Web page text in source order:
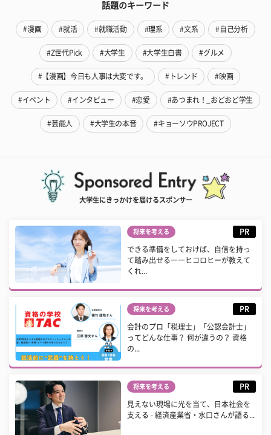
話題のキーワード
#漫画 #就活 #就職活動 #理系 #文系 #自己分析
#Z世代Pick #大学生 #大学生白書 #グルメ
#【漫画】今日も人事は大変です。 #トレンド #映画
#イベント #インタビュー #恋愛 #あつまれ！_おどおど学生
#芸能人 #大学生の本音 #キョーソウPROJECT
大学生にきっかけを届けるスポンサー
将来を考える PR
できる準備をしておけば、自信を持っ
て踏み出せる――ヒコロヒーが教えて
くれ...
将来を考える PR
会計のプロ「税理士」「公認会計士」
ってどんな仕事？ 何が違うの？ 資格
の...
将来を考える PR
見えない現場に光を当て、日本社会を
支える - 経済産業省・水口さんが語る...